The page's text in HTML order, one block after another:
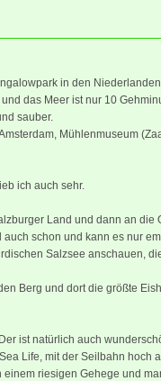
in den
das Meer ist nur 10
sauber.
Mühlenmuseum
ich auch sehr.
Land und dann an die
schon und kann es nur
Salzsee anschauen,
Berg und dort die größte
ist natürlich auch
Life, mit der Seilbahn hoch
einem riesigen Gehege und